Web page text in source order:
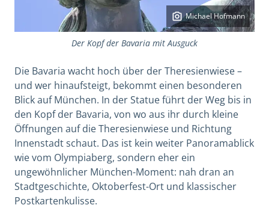
Michael Hofmann
Der Kopf der Bavaria mit Ausguck
Die Bavaria wacht hoch über der Theresienwiese –
und wer hinaufsteigt, bekommt einen besonderen
Blick auf München. In der Statue führt der Weg bis in
den Kopf der Bavaria, von wo aus ihr durch kleine
Öffnungen auf die Theresienwiese und Richtung
Innenstadt schaut. Das ist kein weiter Panoramablick
wie vom Olympiaberg, sondern eher ein
ungewöhnlicher München-Moment: nah dran an
Stadtgeschichte, Oktoberfest-Ort und klassischer
Postkartenkulisse.